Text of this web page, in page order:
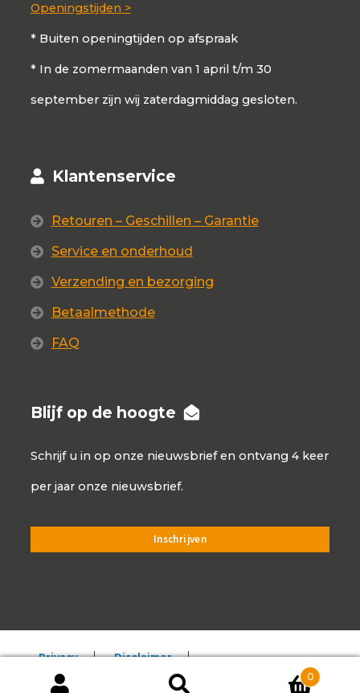
Openingstijden >
* Buiten openingtijden op afspraak
* In de zomermaanden van 1 april t/m 30
september zijn wij zaterdagmiddag gesloten.
Klantenservice
Retouren – Geschillen – Garantie
Service en onderhoud
Verzending en bezorging
Betaalmethode
FAQ
Blijf op de hoogte
Schrijf u in op onze nieuwsbrief en ontvang 4 keer
per jaar onze nieuwsbrief.
0
Privacy
Disclaimer
Algemene voorwaarden